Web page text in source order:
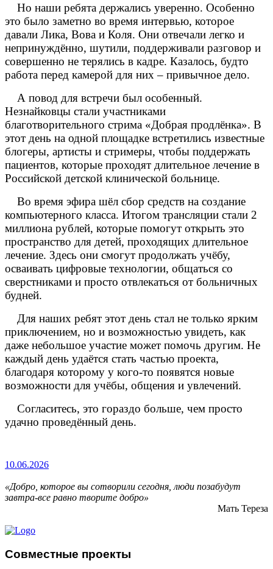
Но наши ребята держались уверенно. Особенно
это было заметно во время интервью, которое
давали Лика, Вова и Коля. Они отвечали легко и
непринуждённо, шутили, поддерживали разговор и
совершенно не терялись в кадре. Казалось, будто
работа перед камерой для них – привычное дело.
А повод для встречи был особенный.
Незнайковцы стали участниками
благотворительного стрима «Добрая продлёнка». В
этот день на одной площадке встретились известные
блогеры, артисты и стримеры, чтобы поддержать
пациентов, которые проходят длительное лечение в
Российской детской клинической больнице.
Во время эфира шёл сбор средств на создание
компьютерного класса. Итогом трансляции стали 2
миллиона рублей, которые помогут открыть это
пространство для детей, проходящих длительное
лечение. Здесь они смогут продолжать учёбу,
осваивать цифровые технологии, общаться со
сверстниками и просто отвлекаться от больничных
будней.
Для наших ребят этот день стал не только ярким
приключением, но и возможностью увидеть, как
даже небольшое участие может помочь другим. Не
каждый день удаётся стать частью проекта,
благодаря которому у кого-то появятся новые
возможности для учёбы, общения и увлечений.
Согласитесь, это гораздо больше, чем просто
удачно проведённый день.
10.06.2026
«Добро, которое вы сотворили сегодня, люди позабудут
завтра-все равно творите добро»
Мать Тереза
Совместные проекты